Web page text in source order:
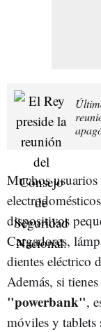
Muchos usuarios
dispositivos
Cargadores,
dientes eléctrico
Además, si
"powerbank",
móviles y tablets